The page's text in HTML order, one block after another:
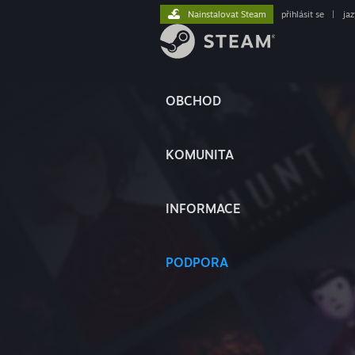
OBCHOD
KOMUNITA
INFORMACE
PODPORA
Nainstalovat Steam přihlásit se